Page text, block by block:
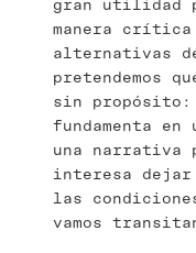
gran utilidad
manera crítica
alternativas
pretendemos
sin propósito:
fundamenta
una narrativa
interesa dejar
las
vamos